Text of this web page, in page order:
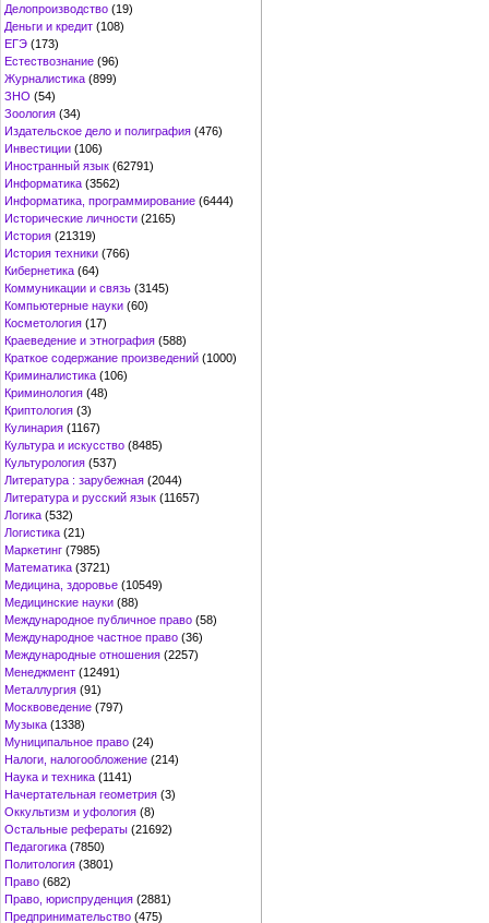
Делопроизводство (19)
Деньги и кредит (108)
ЕГЭ (173)
Естествознание (96)
Журналистика (899)
ЗНО (54)
Зоология (34)
Издательское дело и полиграфия (476)
Инвестиции (106)
Иностранный язык (62791)
Информатика (3562)
Информатика, программирование (6444)
Исторические личности (2165)
История (21319)
История техники (766)
Кибернетика (64)
Коммуникации и связь (3145)
Компьютерные науки (60)
Косметология (17)
Краеведение и этнография (588)
Краткое содержание произведений (1000)
Криминалистика (106)
Криминология (48)
Криптология (3)
Кулинария (1167)
Культура и искусство (8485)
Культурология (537)
Литература : зарубежная (2044)
Литература и русский язык (11657)
Логика (532)
Логистика (21)
Маркетинг (7985)
Математика (3721)
Медицина, здоровье (10549)
Медицинские науки (88)
Международное публичное право (58)
Международное частное право (36)
Международные отношения (2257)
Менеджмент (12491)
Металлургия (91)
Москвоведение (797)
Музыка (1338)
Муниципальное право (24)
Налоги, налогообложение (214)
Наука и техника (1141)
Начертательная геометрия (3)
Оккультизм и уфология (8)
Остальные рефераты (21692)
Педагогика (7850)
Политология (3801)
Право (682)
Право, юриспруденция (2881)
Предпринимательство (475)